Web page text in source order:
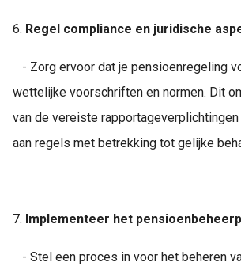
6. Regel compliance en juridische
- Zorg ervoor dat je pensioenregeling
wettelijke voorschriften en normen. Dit
van de vereiste
aan regels met betrekking tot gelijke
7. Implementeer het
- Stel een proces in voor het beheren